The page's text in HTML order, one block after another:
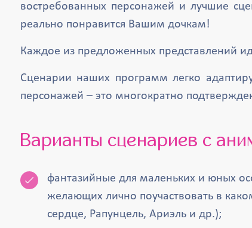
востребованных персонажей и лучшие
реально понравится Вашим дочкам!
Каждое из предложенных представлений
Сценарии наших программ легко
персонажей – это многократно
Варианты сценариев с
фантазийные для маленьких и юных
желающих лично поучаствовать в
сердце, Рапунцель, Ариэль и др.);